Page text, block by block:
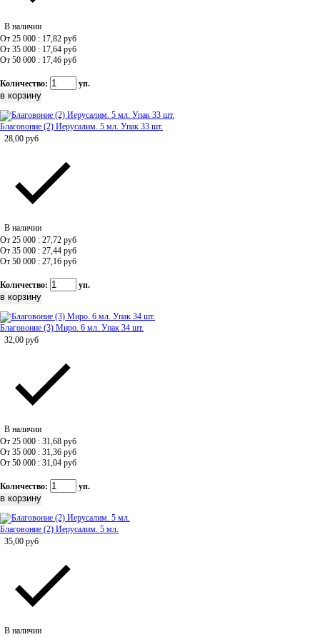
В наличии
От 25 000 : 17,82 руб
От 35 000 : 17,64 руб
От 50 000 : 17,46 руб
Количество: уп.
Благовоние (2) Иерусалим. 5 мл. Упак 33 шт.
28,00 руб
В наличии
От 25 000 : 27,72 руб
От 35 000 : 27,44 руб
От 50 000 : 27,16 руб
Количество: уп.
Благовоние (3) Миро. 6 мл. Упак 34 шт.
32,00 руб
В наличии
От 25 000 : 31,68 руб
От 35 000 : 31,36 руб
От 50 000 : 31,04 руб
Количество: уп.
Благовоние (2) Иерусалим. 5 мл.
35,00 руб
В наличии